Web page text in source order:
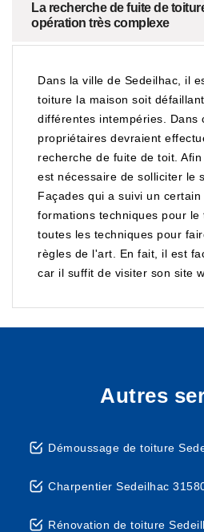
La recherche de fuite de
opération très complexe
Dans la ville de Sedeilhac, il
toiture la maison soit
différentes intempéries. Dans
propriétaires devraient
recherche de fuite de toit.
est nécessaire de solliciter le
Façades qui a suivi un
formations techniques pour
toutes les techniques pour
règles de l'art. En fait, il est
car il suffit de visiter son site
Autres
Démoussage de toiture
Charpentier Sedeilhac
Rénovation de toiture